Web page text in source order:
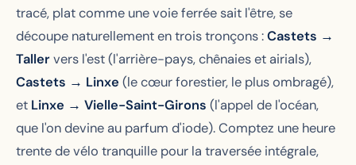
tracé, plat comme une voie ferrée sait l'être, se
découpe naturellement en trois tronçons :Castets →
Tallervers l'est (l'arrière-pays, chênaies et airials),
Castets → Linxe (le cœur forestier, le plus ombragé),
et Linxe → Vielle-Saint-Girons (l'appel de l'océan,
que l'on devine au parfum d'iode). Comptez une heure
trente de vélo tranquille pour la traversée intégrale,